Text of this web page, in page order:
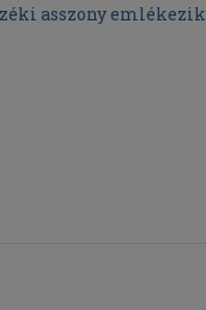
asszony emlékezik